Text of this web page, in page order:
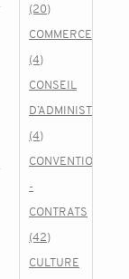
(20)
COMMERCE
(4)
CONSEIL
(4)
CONVENTIONS
-
CONTRATS
(42)
CULTURE